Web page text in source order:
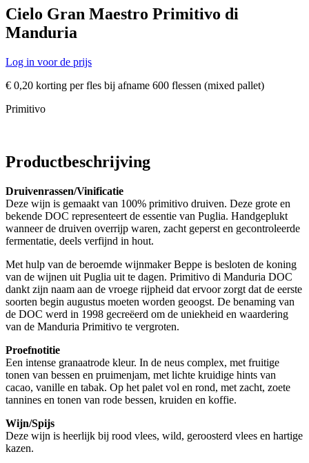
Cielo Gran Maestro Primitivo di
Manduria
Log in voor de prijs
€ 0,20 korting per fles bij afname 600 flessen (mixed pallet)
Primitivo
Productbeschrijving
Druivenrassen/Vinificatie
Deze wijn is gemaakt van 100% primitivo druiven. Deze grote en
bekende DOC representeert de essentie van Puglia. Handgeplukt
wanneer de druiven overrijp waren, zacht geperst en gecontroleerde
fermentatie, deels verfijnd in hout.
Met hulp van de beroemde wijnmaker Beppe is besloten de koning
van de wijnen uit Puglia uit te dagen. Primitivo di Manduria DOC
dankt zijn naam aan de vroege rijpheid dat ervoor zorgt dat de eerste
soorten begin augustus moeten worden geoogst. De benaming van
de DOC werd in 1998 gecreëerd om de uniekheid en waardering
van de Manduria Primitivo te vergroten.
Proefnotitie
Een intense granaatrode kleur. In de neus complex, met fruitige
tonen van bessen en pruimenjam, met lichte kruidige hints van
cacao, vanille en tabak. Op het palet vol en rond, met zacht, zoete
tannines en tonen van rode bessen, kruiden en koffie.
Wijn/Spijs
Deze wijn is heerlijk bij rood vlees, wild, geroosterd vlees en hartige
kazen.